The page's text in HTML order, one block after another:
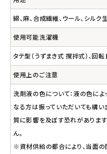
綿、麻、合成繊維、ウール、シル
使用可能洗濯機
タテ型（うずまき式 撹拌式）、回
使用上のご注意
洗剤液の色について：液の色に
なる方は振っていただいても構
質に影響を及ぼす恐れがありま
ん。
※資材供給の都合により、当面